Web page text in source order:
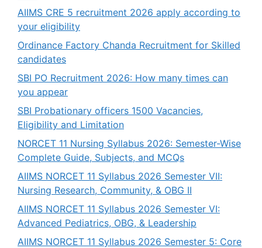
AIIMS CRE 5 recruitment 2026 apply according to
your eligibility
Ordinance Factory Chanda Recruitment for Skilled
candidates
SBI PO Recruitment 2026: How many times can
you appear
SBI Probationary officers 1500 Vacancies,
Eligibility and Limitation
NORCET 11 Nursing Syllabus 2026: Semester-Wise
Complete Guide, Subjects, and MCQs
AIIMS NORCET 11 Syllabus 2026 Semester VII:
Nursing Research, Community, & OBG II
AIIMS NORCET 11 Syllabus 2026 Semester VI:
Advanced Pediatrics, OBG, & Leadership
AIIMS NORCET 11 Syllabus 2026 Semester 5: Core